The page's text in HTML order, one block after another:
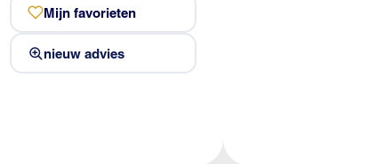
Mijn favorieten
nieuw advies